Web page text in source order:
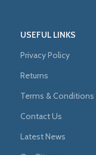
USEFUL LINKS
Privacy Policy
Returns
Terms & Conditions
Contact Us
Latest News